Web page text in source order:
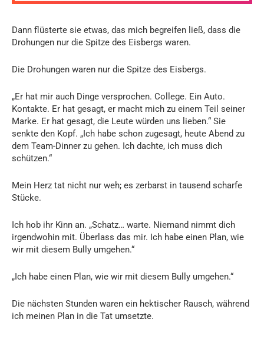
Dann flüsterte sie etwas, das mich begreifen ließ, dass die
Drohungen nur die Spitze des Eisbergs waren.
Die Drohungen waren nur die Spitze des Eisbergs.
„Er hat mir auch Dinge versprochen. College. Ein Auto.
Kontakte. Er hat gesagt, er macht mich zu einem Teil seiner
Marke. Er hat gesagt, die Leute würden uns lieben.“ Sie
senkte den Kopf. „Ich habe schon zugesagt, heute Abend zu
dem Team-Dinner zu gehen. Ich dachte, ich muss dich
schützen.“
Mein Herz tat nicht nur weh; es zerbarst in tausend scharfe
Stücke.
Ich hob ihr Kinn an. „Schatz… warte. Niemand nimmt dich
irgendwohin mit. Überlass das mir. Ich habe einen Plan, wie
wir mit diesem Bully umgehen.“
„Ich habe einen Plan, wie wir mit diesem Bully umgehen.“
Die nächsten Stunden waren ein hektischer Rausch, während
ich meinen Plan in die Tat umsetzte.